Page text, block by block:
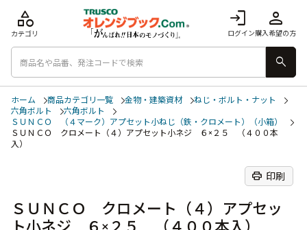
login
ログイン
person
購入希望の方
category
カテゴリ
search
ホーム 商品カテゴリ一覧 金物・建築資材
ねじ・ボルト・ナット
六角ボルト
六角ボルト
ＳＵＮＣＯ （４マーク）アプセット小ねじ（鉄・クロメート）（小箱）
ＳＵＮＣＯ クロメート（４）アプセット小ネジ ６×２５ （４００本
入）
print 印刷
ＳＵＮＣＯ クロメート（４）アプセッ